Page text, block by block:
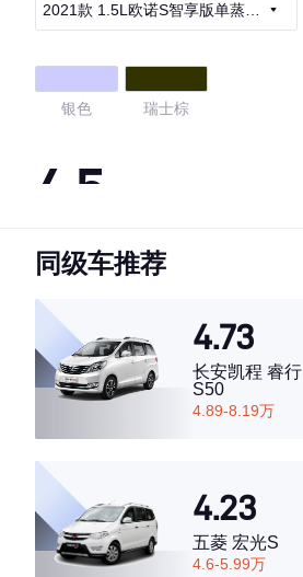
2021款 1.5L欧诺S智享版单蒸空
银色 瑞士棕
4.5
·外观表现一般，低于70%同级车
·空间表现一般，低于56%同级车
同级车推荐
4.73
长安凯程 睿行
S50
4.89-8.19万
4.23
五菱 宏光S
4.6-5.99万